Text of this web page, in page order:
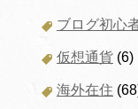
ブログ初心
仮想通貨 (6)
海外在住